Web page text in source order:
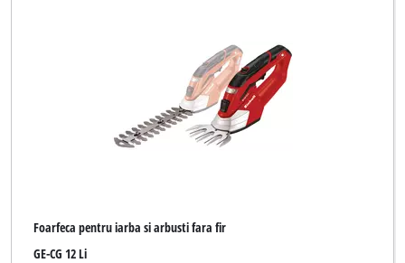
Foarfeca pentru iarba si arbusti fara fir
GE-CG 12 Li